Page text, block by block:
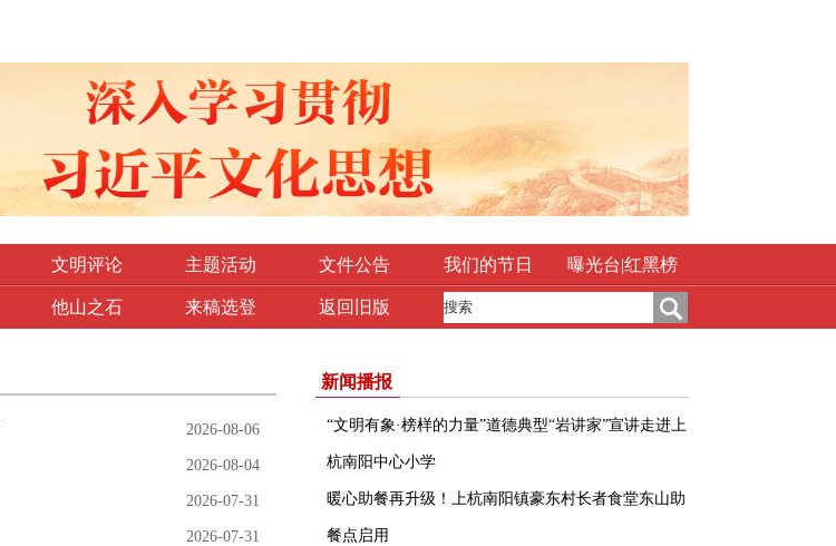
文明评论 主题活动 文件公告 我们的节日 曝光台|红黑榜
他山之石 来稿选登 返回旧版
2026-08-06
2026-08-04
2026-07-31
2026-07-31
新闻播报
“文明有象·榜样的力量”道德典型“岩讲家”宣讲走进上
杭南阳中心小学
暖心助餐再升级！上杭南阳镇豪东村长者食堂东山助
餐点启用